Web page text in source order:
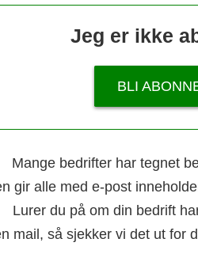
Jeg er ikke
BLI
Mange bedrifter har tegnet
gir alle med e-post
Lurer du på om din bedrift
mail, så sjekker vi det ut for